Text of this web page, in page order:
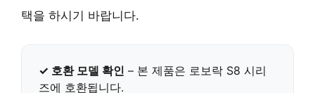
택을 하시기 바랍니다.
✓ 호환 모델 확인 – 본 제품은 로보락 S8 시리
즈에 호환됩니다.